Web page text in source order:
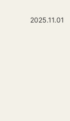
2025.11.01